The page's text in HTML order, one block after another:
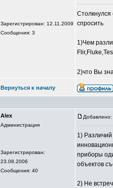
Зарегистрирован: 12.11.2009
Сообщения: 3
Столкнулся
спросить
1)Чем
2)что Вы
Вернуться к началу
Alex
Администрация
Зарегистрирован:
23.08.2006
Сообщения: 40
Добавлено:
1)
приборы
объектов
2) Не